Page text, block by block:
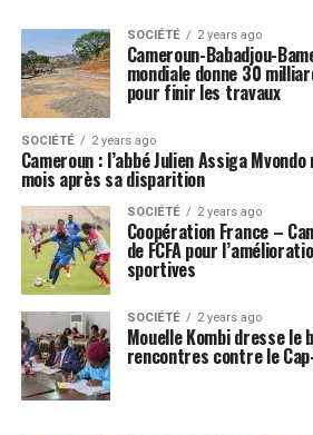
SOCIÉTÉ 2 years ago
Cameroun-Babadjou-
mondiale donne 30
pour finir les travaux
SOCIÉTÉ 2 years ago
Cameroun : l’abbé Julien Assiga
mois après sa disparition
SOCIÉTÉ 2 years ago
Coopération France –
de FCFA pour
sportives
SOCIÉTÉ 2 years ago
Mouelle Kombi dresse le
rencontres contre le